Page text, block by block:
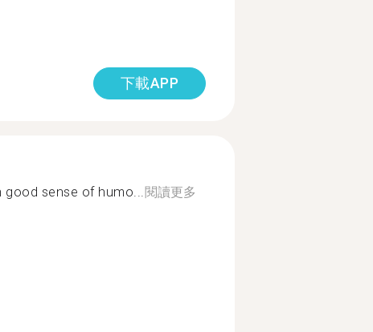
下載APP
good sense of humo...閱讀更多